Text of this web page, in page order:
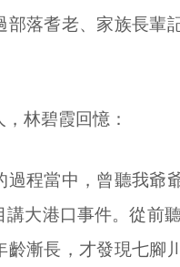
部落耆老、家族長輩
林碧霞回憶：
當中，曾聽我爺
講大港口事件。從前
齡漸長，才發現七腳